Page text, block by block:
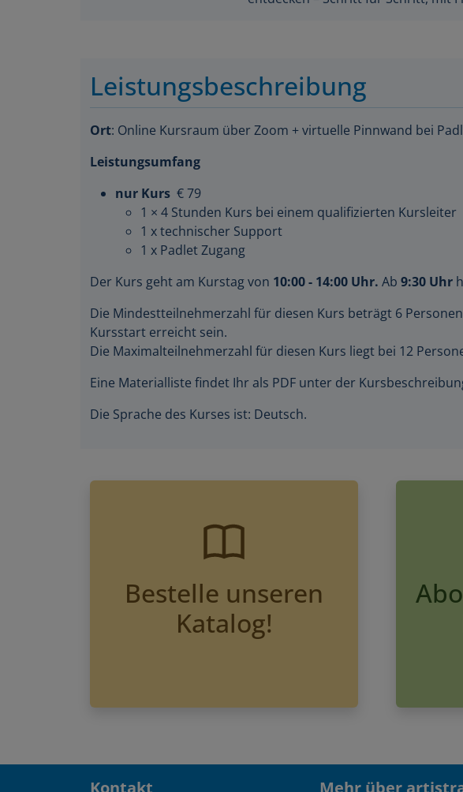
Leistungsbeschreibung
Ort : Online Kursraum über Zoom + virtuelle Pinnwand bei
Leistungsumfang
nur Kurs
€ 79
1 × 4 Stunden Kurs bei einem qualifizierten Kursleiter
1 x technischer Support
1 x Padlet Zugang
Der Kurs geht am Kurstag von 10:00 - 14:00 Uhr. Ab 9:30 Uhr
Die Mindestteilnehmerzahl für diesen Kurs beträgt 6 Personen.
Kursstart erreicht sein.
Die Maximalteilnehmerzahl für diesen Kurs liegt bei 12
Eine Materialliste findet Ihr als PDF unter der Kursbeschreibung.
Die Sprache des Kurses ist: Deutsch.
Bestelle unseren
Katalog!
Kontakt Mehr über